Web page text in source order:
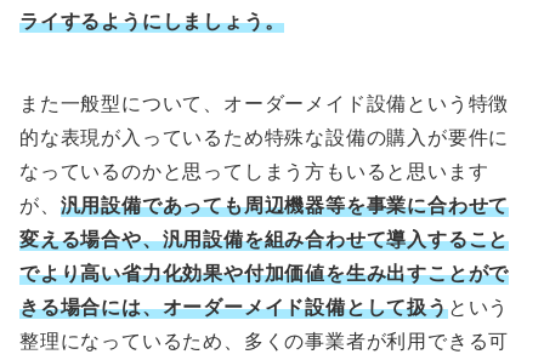
ライするようにしましょう。
また一般型について、オーダーメイド設備という特徴
的な表現が入っているため特殊な設備の購入が要件に
なっているのかと思ってしまう方もいると思います
が、 汎用設備であっても周辺機器等を事業に合わせて
変える場合や、汎用設備を組み合わせて導入すること
でより高い省力化効果や付加価値を生み出すことがで
きる場合には、オーダーメイド設備として扱うという
整理になっているため、多くの事業者が利用できる可